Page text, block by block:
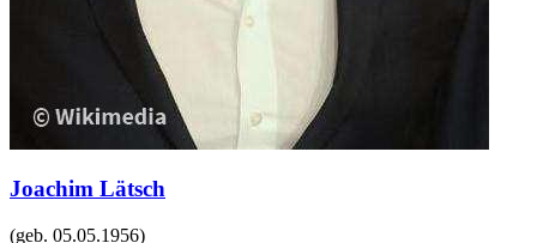
Joachim Lätsch
(geb. 05.05.1956)